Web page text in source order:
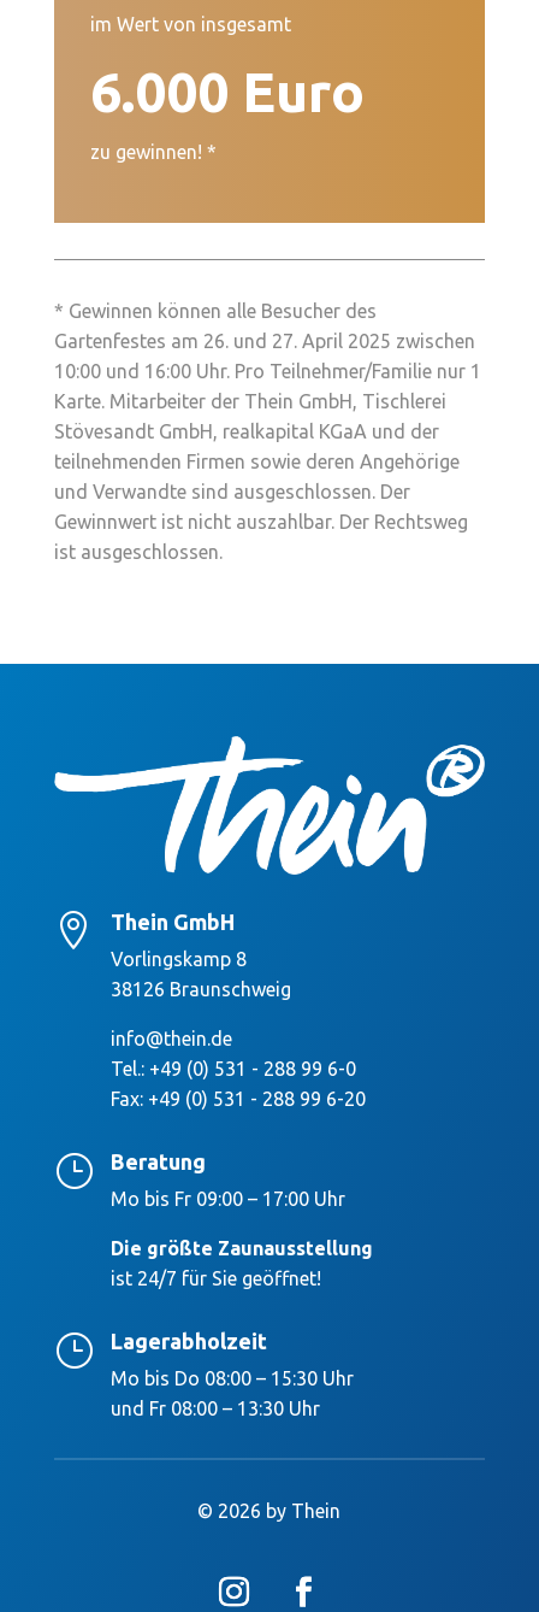
im Wert von insgesamt
6.000 Euro
zu gewinnen! *
* Gewinnen können alle Besucher des
Gartenfestes am 26. und 27. April 2025 zwischen
10:00 und 16:00 Uhr. Pro Teilnehmer/Familie nur 1
Karte. Mitarbeiter der Thein GmbH, Tischlerei
Stövesandt GmbH, realkapital KGaA und der
teilnehmenden Firmen sowie deren Angehörige
und Verwandte sind ausgeschlossen. Der
Gewinnwert ist nicht auszahlbar. Der Rechtsweg
ist ausgeschlossen.
 Thein GmbH
Vorlingskamp 8
38126 Braunschweig
info@thein.de
Tel.: +49 (0) 531 - 288 99 6-0
Fax: +49 (0) 531 - 288 99 6-20
} Beratung
Mo bis Fr 09:00 – 17:00 Uhr
Die größte Zaunausstellung
ist 24/7 für Sie geöffnet!
} Lagerabholzeit
Mo bis Do 08:00 – 15:30 Uhr
und Fr 08:00 – 13:30 Uhr
© 2026 by Thein